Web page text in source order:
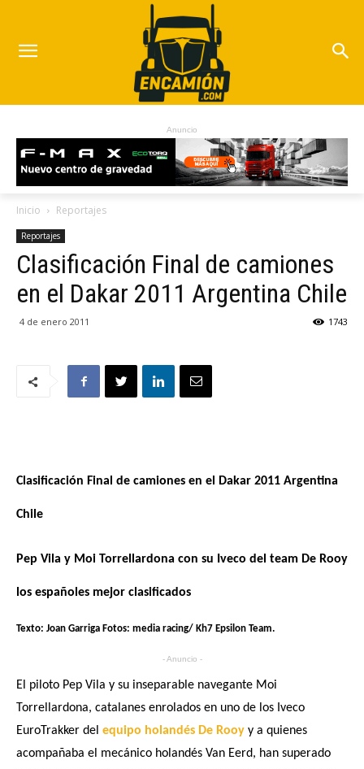
Anuncio
Inicio Reportajes
Reportajes
Clasificación Final de camiones
en el Dakar 2011 Argentina Chile
4 de enero 2011 1743
Clasificación Final de camiones en el Dakar 2011 Argentina
Chile
Pep Vila y Moi Torrellardona con su Iveco del team De Rooy
los españoles mejor clasificados
Texto: Joan Garriga Fotos: media racing/ Kh7 Epsilon Team.
- Anuncio -
El piloto Pep Vila y su inseparable navegante Moi
Torrellardona, catalanes enrolados en uno de los Iveco
EuroTrakker del equipo holandés De Rooy y a quienes
acompañaba el mecánico holandés Van Eerd, han superado